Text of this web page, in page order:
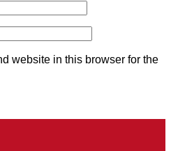
website in this browser for the